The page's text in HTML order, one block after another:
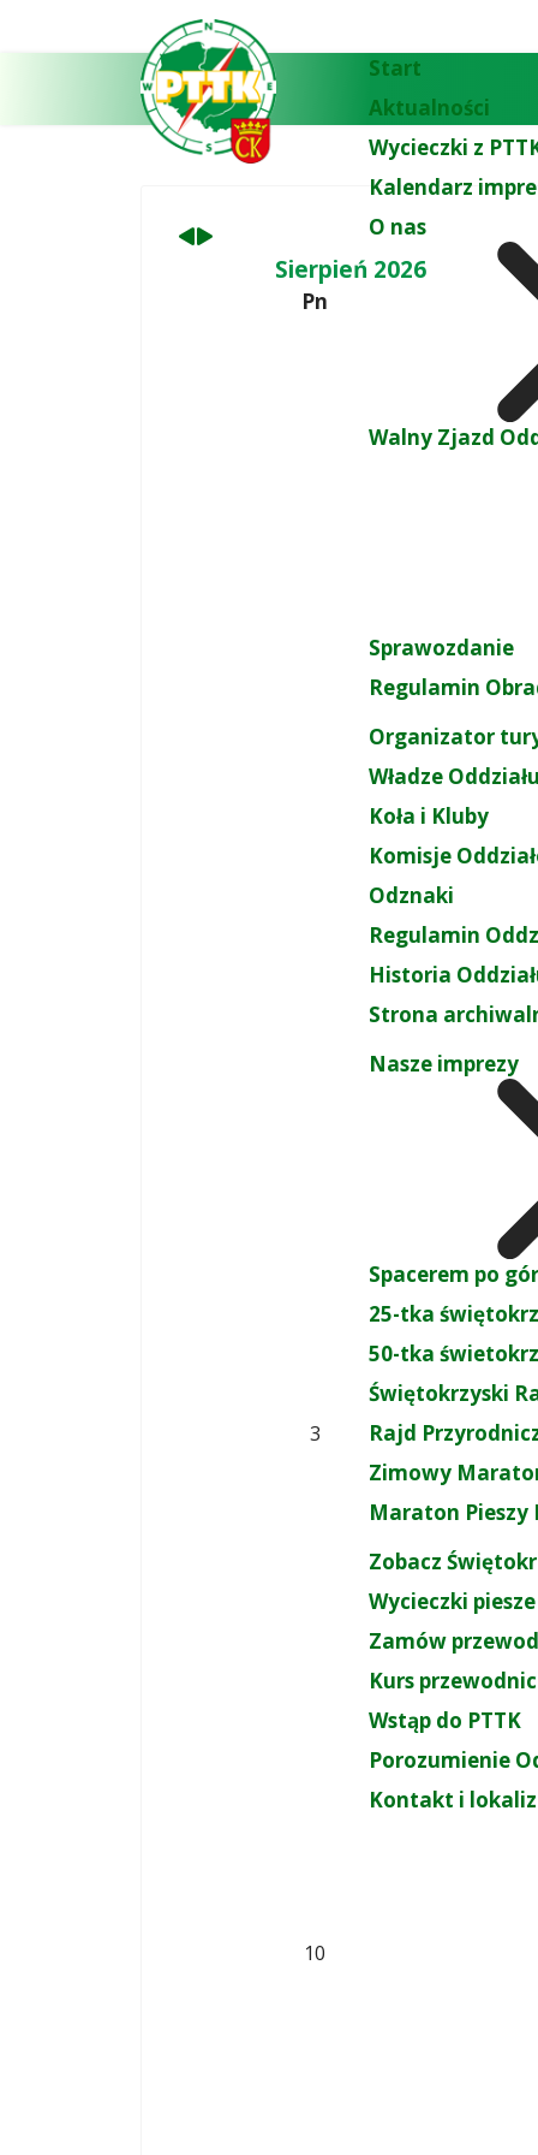
Start
Aktualności
Wycieczki z
Kalendarz
O nas
Walny Zjazd
Sprawozdanie
Regulamin
Organizator
Władze
Koła i Kluby
Komisje
Odznaki
Regulamin
Historia
Strona
Nasze imprezy
Spacerem po
25-tka
50-tka
Świętokrzyski
Rajd
Zimowy
Maraton Pieszy
Zobacz
Wycieczki piesze
Zamów
Kurs
Wstąp do PTTK
Porozumienie
Kontakt i
miesiąc
miesiąc
Sierpień 2026
Pn
3
10